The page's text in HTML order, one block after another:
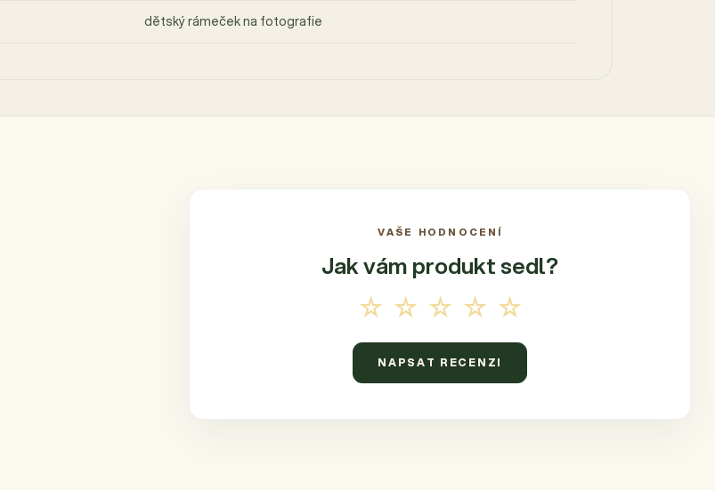
dětský rámeček na fotografie
VAŠE HODNOCENÍ
Jak vám produktsedl?
☆☆☆☆☆
NAPSAT RECENZI